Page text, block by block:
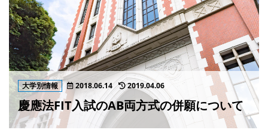
大学別情報 2018.06.14 2019.04.06
慶應法FIT入試のAB両方式の併願について